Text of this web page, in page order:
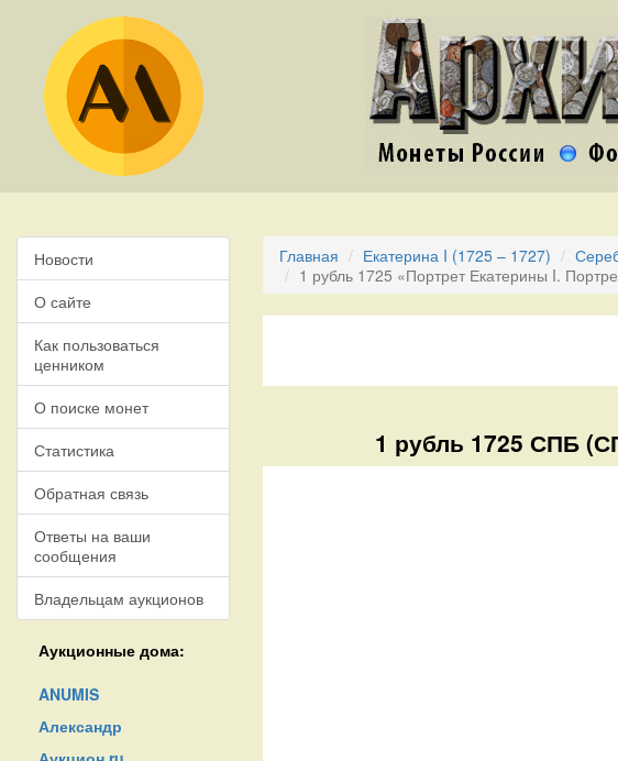
Новости
О сайте
Как пользоваться
ценником
О поиске монет
Статистика
Обратная связь
Ответы на ваши
сообщения
Владельцам аукционов
Аукционные дома:
ANUMIS
Александр
Главная Екатерина I (1725 – 1727)
1 рубль 1725 «Портрет Екатерины I.
1 рубль 1725 СПБ